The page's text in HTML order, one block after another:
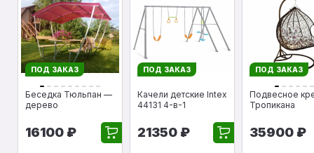
ПОД ЗАКАЗ
Беседка Тюльпан —
дерево
16100 ₽
ПОД ЗАКАЗ
Качели детские Intex
44131 4-в-1
21350 ₽
ПОД ЗАКАЗ
Подвесное
Тропикана
35900 ₽